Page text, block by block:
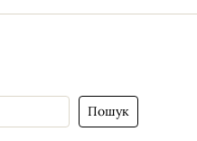
Пошук